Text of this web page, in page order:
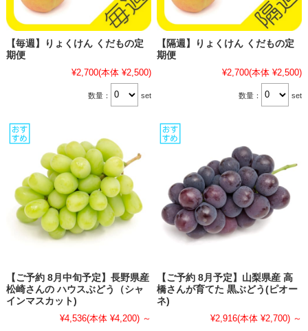
【毎週】りょくけん くだもの定
期便
¥2,700(本体 ¥2,500)
数量： set
【隔週】りょくけん くだもの定
期便
¥2,700(本体 ¥2,500)
数量： set
【ご予約 8月中旬予定】長野県産
松崎さんの ハウスぶどう（シャ
インマスカット)
¥4,536(本体 ¥4,200) ～
【ご予約 8月予定】山梨県産 高
橋さんが育てた 黒ぶどう(ピオー
ネ)
¥2,916(本体 ¥2,700) ～